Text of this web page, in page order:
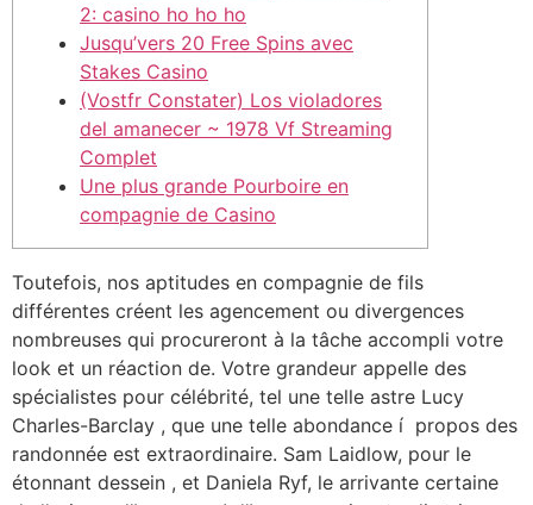
2: casino ho ho ho
Jusqu’vers 20 Free Spins avec
Stakes Casino
(Vostfr Constater) Los violadores
del amanecer ~ 1978 Vf Streaming
Complet
Une plus grande Pourboire en
compagnie de Casino
Toutefois, nos aptitudes en compagnie de fils
différentes créent les agencement ou divergences
nombreuses qui procureront à la tâche accompli votre
look et un réaction de. Votre grandeur appelle des
spécialistes pour célébrité, tel une telle astre Lucy
Charles-Barclay , que une telle abondance í propos des
randonnée est extraordinaire. Sam Laidlow, pour le
étonnant dessein , et Daniela Ryf, le arrivante certaine